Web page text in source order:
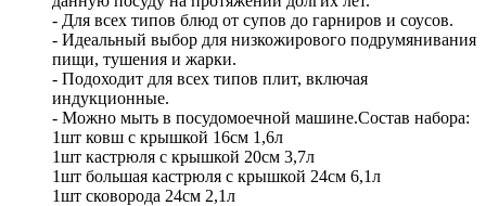
- Для всех типов блюд от супов до гарниров и соусов.
- Идеальный выбор для низкожирового подрумянивания
пищи, тушения и жарки.
- Подоходит для всех типов плит, включая
индукционные.
- Можно мыть в посудомоечной машине.Состав набора:
1шт ковш с крышкой 16см 1,6л
1шт кастрюля с крышкой 20см 3,7л
1шт большая кастрюля с крышкой 24см 6,1л
1шт сковорода 24см 2,1л